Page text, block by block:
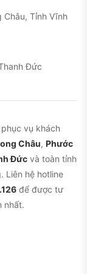
nào trước
model này.
Châu, Tỉnh Vĩnh
Đức
vụ khách
Châu, Phước
Đức và toàn tỉnh
Liên hệ hotline
để được tư
nhất.